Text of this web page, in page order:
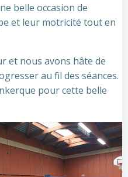
belle occasion de
et leur motricité tout en
et nous avons hâte de
au fil des séances.
pour cette belle